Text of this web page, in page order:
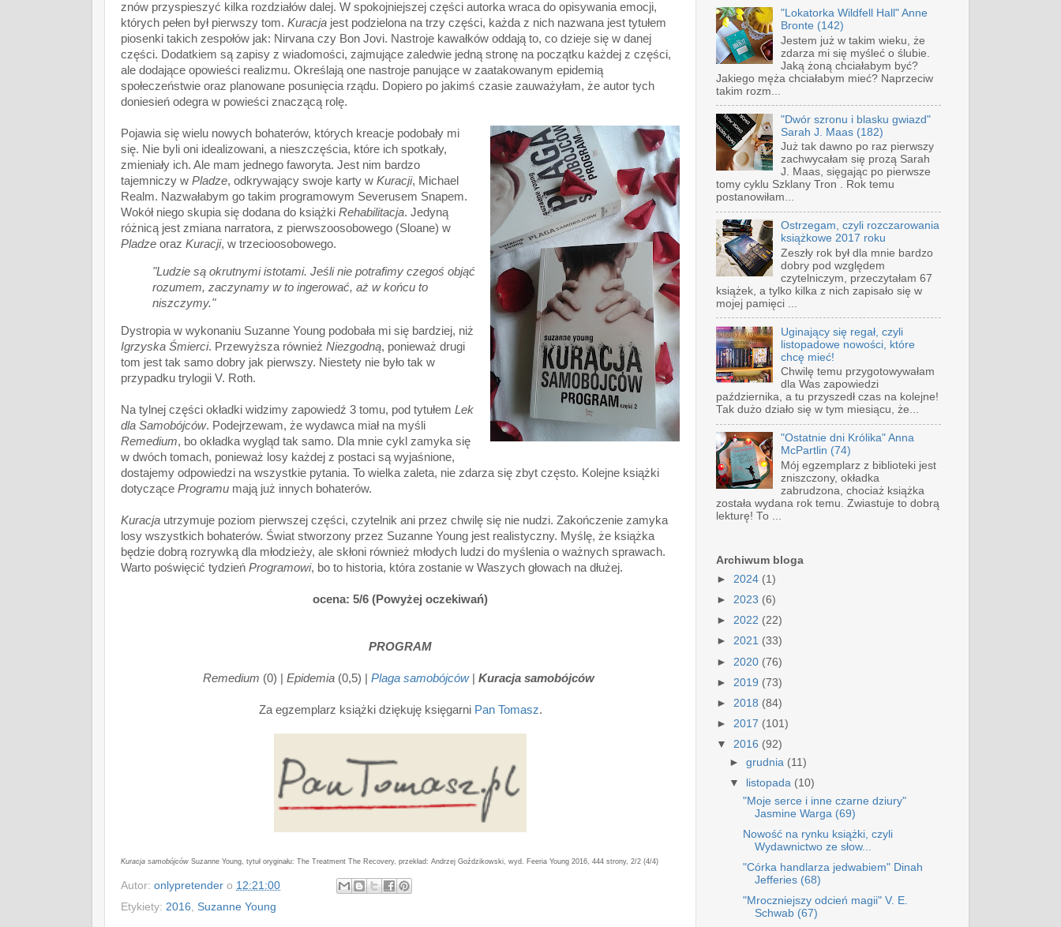
znów przyspieszyć kilka rozdziałów dalej. W spokojniejszej części autorka wraca do opisywania emocji,
których pełen był pierwszy tom. Kuracja jest podzielona na trzy części, każda z nich nazwana jest tytułem
piosenki takich zespołów jak: Nirvana czy Bon Jovi. Nastroje kawałków oddają to, co dzieje się w danej
części. Dodatkiem są zapisy z wiadomości, zajmujące zaledwie jedną stronę na początku każdej z części,
ale dodające opowieści realizmu. Określają one nastroje panujące w zaatakowanym epidemią
społeczeństwie oraz planowane posunięcia rządu. Dopiero po jakimś czasie zauważyłam, że autor tych
doniesień odegra w powieści znaczącą rolę.
Pojawia się wielu nowych bohaterów, których kreacje podobały mi
się. Nie byli oni idealizowani, a nieszczęścia, które ich spotkały,
zmieniały ich. Ale mam jednego faworyta. Jest nim bardzo
tajemniczy w Pladze, odkrywający swoje karty w Kuracji, Michael
Realm. Nazwałabym go takim programowym Severusem Snapem.
Wokół niego skupia się dodana do książki Rehabilitacja. Jedyną
różnicą jest zmiana narratora, z pierwszoosobowego (Sloane) w
Pladze oraz Kuracji, w trzecioosobowego.
"Ludzie są okrutnymi istotami. Jeśli nie potrafimy czegoś objąć
rozumem, zaczynamy w to ingerować, aż w końcu to
niszczymy."
Dystropia w wykonaniu Suzanne Young podobała mi się bardziej, niż
Igrzyska Śmierci. Przewyższa również Niezgodną, ponieważ drugi
tom jest tak samo dobry jak pierwszy. Niestety nie było tak w
przypadku trylogii V. Roth.
Na tylnej części okładki widzimy zapowiedź 3 tomu, pod tytułem Lek
dla Samobójców. Podejrzewam, że wydawca miał na myśli
Remedium, bo okładka wygląd tak samo. Dla mnie cykl zamyka się
w dwóch tomach, ponieważ losy każdej z postaci są wyjaśnione,
dostajemy odpowiedzi na wszystkie pytania. To wielka zaleta, nie zdarza się zbyt często. Kolejne książki
dotyczące Programu mają już innych bohaterów.
Kuracja utrzymuje poziom pierwszej części, czytelnik ani przez chwilę się nie nudzi. Zakończenie zamyka
losy wszystkich bohaterów. Świat stworzony przez Suzanne Young jest realistyczny. Myślę, że książka
będzie dobrą rozrywką dla młodzieży, ale skłoni również młodych ludzi do myślenia o ważnych sprawach.
Warto poświęcić tydzień Programowi, bo to historia, która zostanie w Waszych głowach na dłużej.
ocena: 5/6 (Powyżej oczekiwań)
PROGRAM
Remedium (0) | Epidemia (0,5) | Plaga samobójców| Kuracja samobójców
Za egzemplarz książki dziękuję księgarni Pan Tomasz.
Kuracja samobójców Suzanne Young, tytuł oryginału: The Treatment The Recovery, przekład: Andrzej Goździkowski, wyd. Feeria Young 2016, 444 strony, 2/2 (4/4)
Autor: onlypretender o 12:21:00
Etykiety: 2016, Suzanne Young
"Lokatorka Wildfell Hall" Anne
Bronte (142)
Jestem już w takim wieku, że
zdarza mi się myśleć o ślubie.
Jaką żoną chciałabym być?
Jakiego męża chciałabym mieć? Naprzeciw
takim rozm...
"Dwór szronu i blasku gwiazd"
Sarah J. Maas (182)
Już tak dawno po raz pierwszy
zachwycałam się prozą Sarah
J. Maas, sięgając po pierwsze
tomy cyklu Szklany Tron . Rok temu
postanowiłam...
Ostrzegam, czyli rozczarowania
książkowe 2017 roku
Zeszły rok był dla mnie bardzo
dobry pod względem
czytelniczym, przeczytałam 67
książek, a tylko kilka z nich zapisało się w
mojej pamięci ...
Uginający się regał, czyli
listopadowe nowości, które
chcę mieć!
Chwilę temu przygotowywałam
dla Was zapowiedzi
października, a tu przyszedł czas na kolejne!
Tak dużo działo się w tym miesiącu, że...
"Ostatnie dni Królika" Anna
McPartlin (74)
Mój egzemplarz z biblioteki jest
zniszczony, okładka
zabrudzona, chociaż książka
została wydana rok temu. Zwiastuje to dobrą
lekturę! To ...
Archiwum bloga
► 2024 (1)
► 2023 (6)
► 2022 (22)
► 2021 (33)
► 2020 (76)
► 2019 (73)
► 2018 (84)
► 2017 (101)
▼ 2016 (92)
►grudnia (11)
▼
listopada (10)
"Moje serce i inne czarne dziury"
Jasmine Warga (69)
Nowość na rynku książki, czyli
Wydawnictwo ze słow...
"Córka handlarza jedwabiem" Dinah
Jefferies (68)
"Mroczniejszy odcień magii" V. E.
Schwab (67)